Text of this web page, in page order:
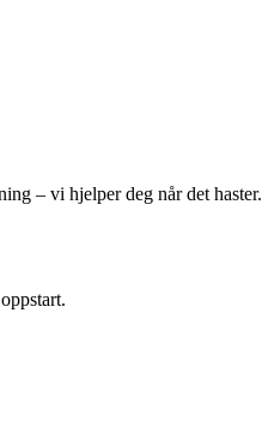
– vi hjelper deg når det haster.